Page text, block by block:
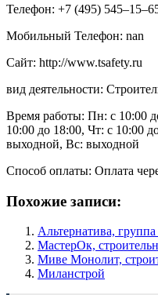
Телефон: +7 (495)
Мобильный Телефон: nan
Сайт: http://www.tsafety.ru
вид деятельности:
Время работы: Пн: с 10:00
10:00 до 18:00, Чт: с 10:00
выходной, Вс: выходной
Способ оплаты: Оплата
Похожие записи:
Альтернатива,
МастерОк,
Миве Монолит,
Миланстрой